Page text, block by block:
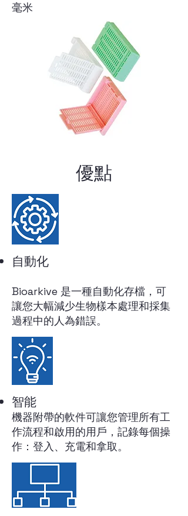
毫米
優點
自動化
Bioarkive 是一種自動化存檔，可
讓您大幅減少生物樣本處理和採集
過程中的人為錯誤。
智能
機器附帶的軟件可讓您管理所有工
作流程和啟用的用戶，記錄每個操
作：登入、充電和拿取。